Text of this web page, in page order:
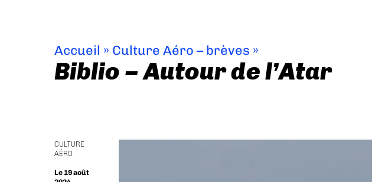
Accueil » Culture Aéro – brèves »
Biblio – Autour de l’Atar
CULTURE
AÉRO
Le 19 août